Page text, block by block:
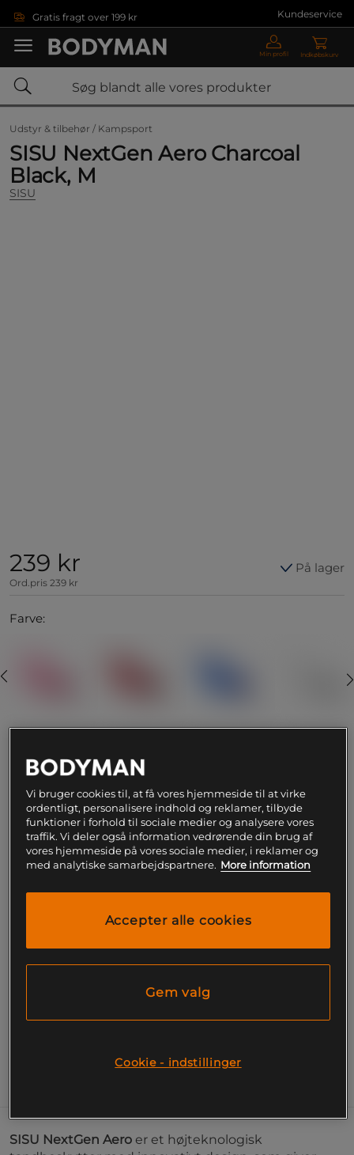
Gratis fragt over 199 kr Kundeservice
Min profil Indkøbskurv
Udstyr & tilbehør / Kampsport
SISU NextGen Aero Charcoal
Black, M
SISU
239 kr
Ord.pris 239 kr
På lager
Farve:
Føj til indkøbskurven
Gratis fragt over 199
kr
Gratis
retur
14 dages
fortrydelsesret
moderne højteknologisk materiale i et unikt design,
som giver tandskyddet dets vindende egenskaber.
Med SISU får du alt, hvad du nogensinde har ønsket
SISU NextGen Aero er et højteknologisk
Vi bruger cookies til, at få vores hjemmeside til at virke
ordentligt, personalisere indhold og reklamer, tilbyde
funktioner i forhold til sociale medier og analysere vores
traffik. Vi deler også information vedrørende din brug af
vores hjemmeside på vores sociale medier, i reklamer og
med analytiske samarbejdspartnere. More information
Accepter alle cookies
Gem valg
Cookie - indstillinger